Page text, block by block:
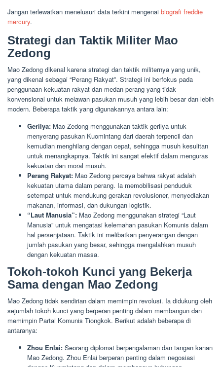
Jangan terlewatkan menelusuri data terkini mengenai biografi freddie
mercury.
Strategi dan Taktik Militer Mao
Zedong
Mao Zedong dikenal karena strategi dan taktik militernya yang unik,
yang dikenal sebagai “Perang Rakyat”. Strategi ini berfokus pada
penggunaan kekuatan rakyat dan medan perang yang tidak
konvensional untuk melawan pasukan musuh yang lebih besar dan lebih
modern. Beberapa taktik yang digunakannya antara lain:
Gerilya: Mao Zedong menggunakan taktik gerilya untuk
menyerang pasukan Kuomintang dari daerah terpencil dan
kemudian menghilang dengan cepat, sehingga musuh kesulitan
untuk menangkapnya. Taktik ini sangat efektif dalam menguras
kekuatan dan moral musuh.
Perang Rakyat: Mao Zedong percaya bahwa rakyat adalah
kekuatan utama dalam perang. Ia memobilisasi penduduk
setempat untuk mendukung gerakan revolusioner, menyediakan
makanan, informasi, dan dukungan logistik.
“Laut Manusia”: Mao Zedong menggunakan strategi “Laut
Manusia” untuk mengatasi kelemahan pasukan Komunis dalam
hal persenjataan. Taktik ini melibatkan penyerangan dengan
jumlah pasukan yang besar, sehingga mengalahkan musuh
dengan kekuatan massa.
Tokoh-tokoh Kunci yang Bekerja
Sama dengan Mao Zedong
Mao Zedong tidak sendirian dalam memimpin revolusi. Ia didukung oleh
sejumlah tokoh kunci yang berperan penting dalam membangun dan
memimpin Partai Komunis Tiongkok. Berikut adalah beberapa di
antaranya:
Zhou Enlai: Seorang diplomat berpengalaman dan tangan kanan
Mao Zedong. Zhou Enlai berperan penting dalam negosiasi